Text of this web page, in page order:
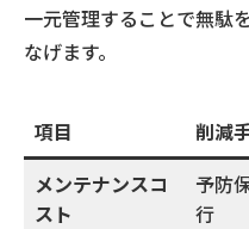
一元管理することで無駄
なげます。
項目 削減
メンテナンスコ
スト
予防
行